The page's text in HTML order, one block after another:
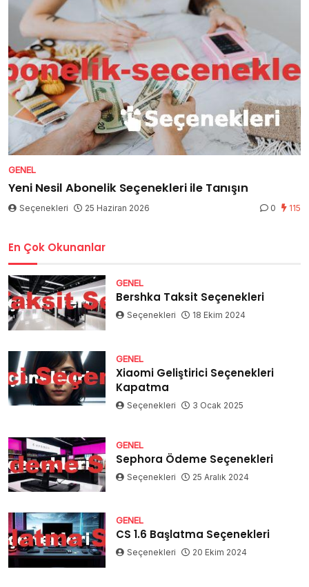
GENEL
Yeni Nesil Abonelik Seçenekleri ile Tanışın
Seçenekleri 25 Haziran 2026 0 115
En Çok Okunanlar
GENEL
Bershka Taksit Seçenekleri
Seçenekleri 18 Ekim 2024
GENEL
Xiaomi Geliştirici Seçenekleri
Kapatma
Seçenekleri 3 Ocak 2025
GENEL
Sephora Ödeme Seçenekleri
Seçenekleri 25 Aralık 2024
GENEL
CS 1.6 Başlatma Seçenekleri
Seçenekleri 20 Ekim 2024